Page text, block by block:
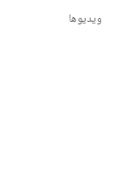
ویدیوها